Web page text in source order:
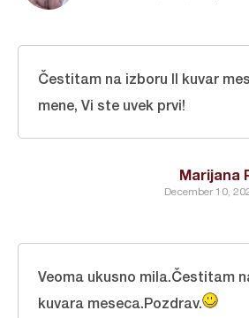
Marijana
December 10,
Čestitam na izboru II kuvar
mene, Vi ste uvek prvi!
Veoma ukusno mila.Čestitam
kuvara meseca.Pozdrav.